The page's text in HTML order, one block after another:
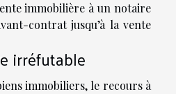
immobilière à un notaire
contrat jusqu’à la vente
irréfutable
immobiliers, le recours à